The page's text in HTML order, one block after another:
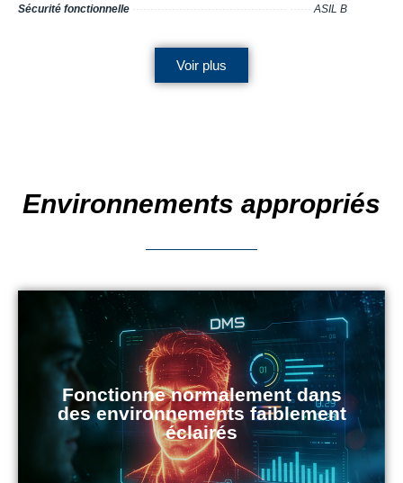
Sécurité fonctionnelle ··········································· ······ASIL B
Voir plus
Environnements appropriés
Fonctionne normalement dans
des environnements faiblement
éclairés